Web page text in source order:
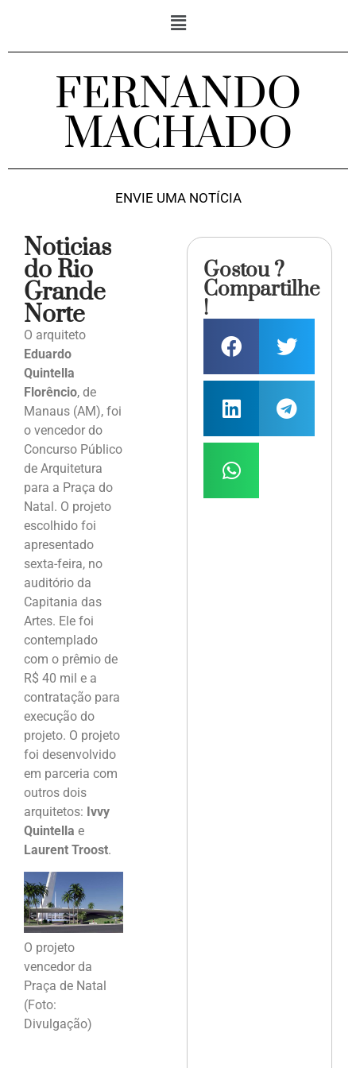
FERNANDO
MACHADO
ENVIE UMA NOTÍCIA
Noticias
do Rio
Grande
Norte
O arquiteto
Eduardo
Quintella
Florêncio, de
Manaus (AM), foi
o vencedor do
Concurso Público
de Arquitetura
para a Praça do
Natal. O projeto
escolhido foi
apresentado
sexta-feira, no
auditório da
Capitania das
Artes. Ele foi
contemplado
com o prêmio de
R$ 40 mil e a
contratação para
execução do
projeto. O projeto
foi desenvolvido
em parceria com
outros dois
arquitetos: Ivvy
Quintella e
Laurent Troost.
O projeto
vencedor da
Praça de Natal
(Foto:
Divulgação)
Gostou ?
Compartilhe
!